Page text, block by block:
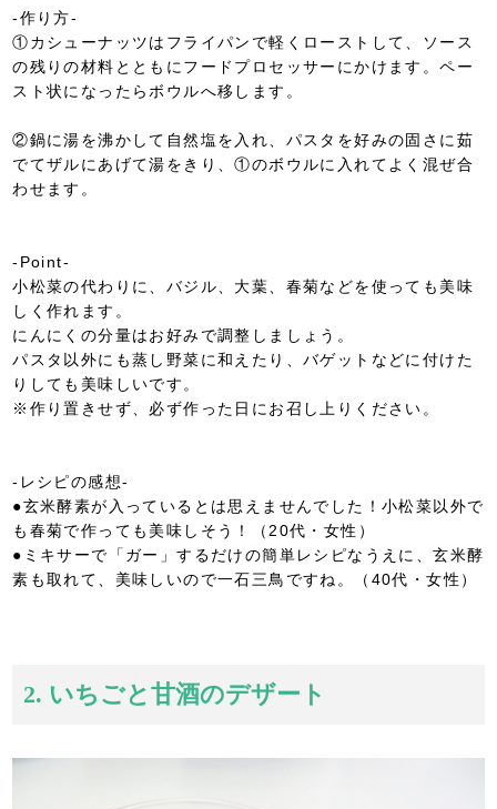
-作り方-
①カシューナッツはフライパンで軽くローストして、ソース
の残りの材料とともにフードプロセッサーにかけます。ペー
スト状になったらボウルへ移します。
②鍋に湯を沸かして自然塩を入れ、パスタを好みの固さに茹
でてザルにあげて湯をきり、①のボウルに入れてよく混ぜ合
わせます。
-Point-
小松菜の代わりに、バジル、大葉、春菊などを使っても美味
しく作れます。
にんにくの分量はお好みで調整しましょう。
パスタ以外にも蒸し野菜に和えたり、バゲットなどに付けた
りしても美味しいです。
※作り置きせず、必ず作った日にお召し上りください。
-レシピの感想-
●玄米酵素が入っているとは思えませんでした！小松菜以外で
も春菊で作っても美味しそう！（20代・女性）
●ミキサーで「ガー」するだけの簡単レシピなうえに、玄米酵
素も取れて、美味しいので一石三鳥ですね。（40代・女性）
2. いちごと甘酒のデザート